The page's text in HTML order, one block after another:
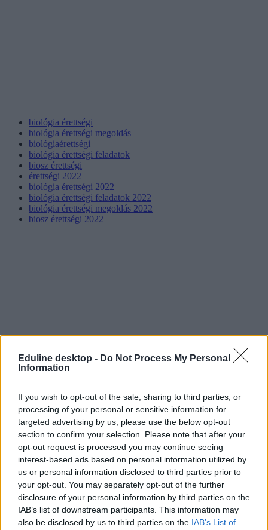
Eduline desktop - Do Not Process My Personal
Information
If you wish to opt-out of the sale, sharing to third parties, or
processing of your personal or sensitive information for
targeted advertising by us, please use the below opt-out
section to confirm your selection. Please note that after your
opt-out request is processed you may continue seeing
interest-based ads based on personal information utilized by
us or personal information disclosed to third parties prior to
your opt-out. You may separately opt-out of the further
disclosure of your personal information by third parties on the
IAB’s list of downstream participants. This information may
also be disclosed by us to third parties on the IAB’s List of
biológia érettségi
biológia érettségi megoldás
biológiaérettségi
biológia érettségi feladatok
biosz érettségi
érettségi 2022
biológia érettségi 2022
biológia érettségi feladatok 2022
biológia érettségi megoldás 2022
biosz érettségi 2022